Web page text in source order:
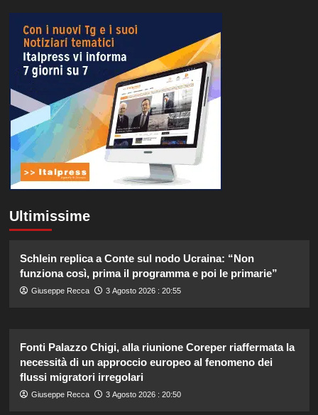
Ultimissime
Schlein replica a Conte sul nodo Ucraina: “Non
funziona così, prima il programma e poi le primarie”
Giuseppe Recca 3 Agosto 2026 : 20:55
Fonti Palazzo Chigi, alla riunione Coreper riaffermata la
necessità di un approccio europeo al fenomeno dei
flussi migratori irregolari
Giuseppe Recca 3 Agosto 2026 : 20:50